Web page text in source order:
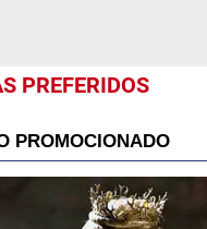
PREFERIDOS